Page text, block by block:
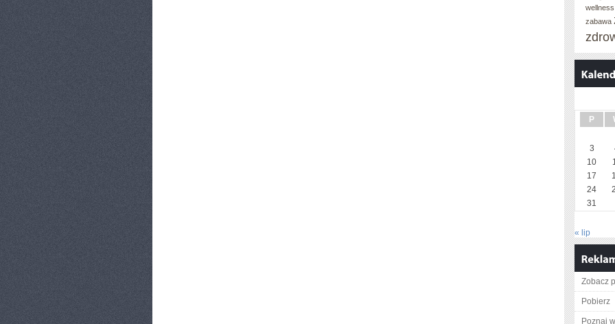
zabawa
P
3
10
17
24
31
« lip
Zobacz
Pobierz
Poznaj